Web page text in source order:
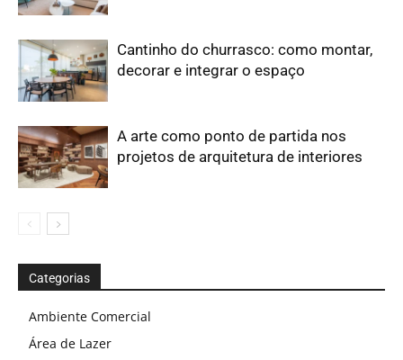
Cantinho do churrasco: como montar,
decorar e integrar o espaço
A arte como ponto de partida nos
projetos de arquitetura de interiores
Categorias
Ambiente Comercial
Área de Lazer